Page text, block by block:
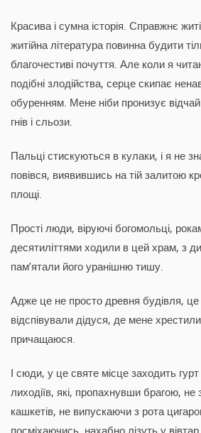
Красива і сумна історія. Справжнє
житійна література повинна будити
благочестиві почуття. Але коли я
подібні злодійства, серце скипає
обуренням. Мене ніби пронизує
гнів і сльози.
Пальці стискуються в кулаки, і я не
повівся, виявившись на тій залитою
площі.
Прості люди, віруючі богомольці,
десятиліттями ходили в цей храм, з
пам’ятали його уранішню тишу.
Адже це не просто древня будівля,
відспівували дідуся, де мене
причащаюся.
І сюди, у це святе місце заходить
лиходіїв, які, пропахнувши брагою, не
кашкетів, не випускаючи з рота